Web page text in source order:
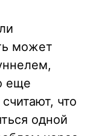
может
еще
что
одной